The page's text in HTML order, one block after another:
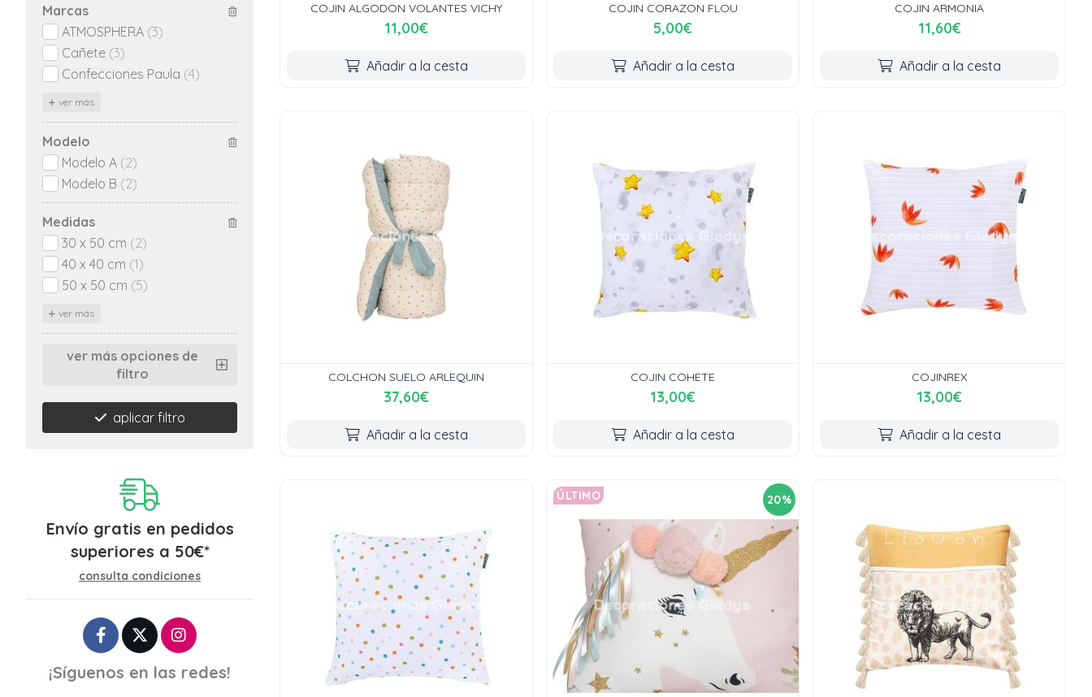
COJIN ALGODON VOLANTES VICHY
11,00€
Añadir a la cesta
COJIN CORAZON FLOU
5,00€
Añadir a la cesta
COJIN ARMONIA
11,60€
Añadir a la cesta
COLCHON SUELO ARLEQUIN
37,60€
Añadir a la cesta
COJIN COHETE
13,00€
Añadir a la cesta
COJINREX
13,00€
Añadir a la cesta
20%
ÚLTIMO
Marcas
ATMOSPHERA (3)
Cañete (3)
Confecciones Paula (4)
ver más
Modelo
Modelo A (2)
Modelo B (2)
Medidas
30 x 50 cm (2)
40 x 40 cm (1)
50 x 50 cm (5)
ver más
ver más opciones de
filtro
aplicar filtro
Envío gratis en pedidos
superiores a 50€*
consulta condiciones
¡Síguenos en las redes!